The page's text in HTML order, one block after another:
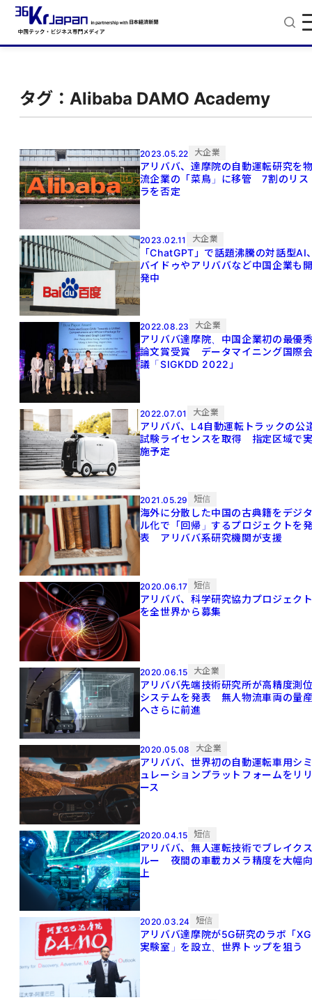
タグ：Alibaba DAMO Academy
2023.05.22 大企業
アリババ、達摩院の自動運転研究を
流企業の「菜鳥」に移管 7割のリス
ラを否定
2023.02.11 大企業
「ChatGPT」で話題沸騰の対話型AI
バイドゥやアリババなど中国企業も
発中
2022.08.23 大企業
アリババ達摩院、中国企業初の最優
論文賞受賞 データマイニング国際
議「SIGKDD 2022」
2022.07.01 大企業
アリババ、L4自動運転トラックの公
試験ライセンスを取得 指定区域で
施予定
2021.05.29 短信
海外に分散した中国の古典籍をデジ
ル化で「回帰」するプロジェクトを
表 アリババ系研究機関が支援
2020.06.17 短信
アリババ、科学研究協力プロジェク
を全世界から募集
2020.06.15 大企業
アリババ先端技術研究所が高精度測
システムを発表 無人物流車両の量
へさらに前進
2020.05.08 大企業
アリババ、世界初の自動運転車用シ
ュレーションプラットフォームをリ
ース
2020.04.15 短信
アリババ、無人運転技術でブレイク
ルー 夜間の車載カメラ精度を大幅
上
2020.03.24 短信
アリババ達摩院が5G研究のラボ「XG
実験室」を設立、世界トップを狙う